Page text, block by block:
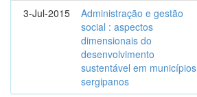
3-Jul-2015
Administração e gestão
social : aspectos
dimensionais do
desenvolvimento
sustentável em municípios
sergipanos